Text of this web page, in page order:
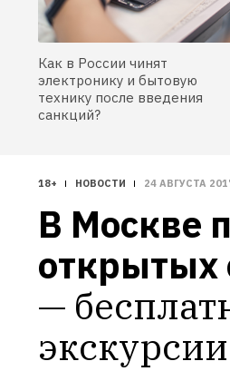
Как в России чинят
электронику и бытовую
технику после введения
санкций?
18+ НОВОСТИ 24 АВГУСТА
В Москве
открытых
—